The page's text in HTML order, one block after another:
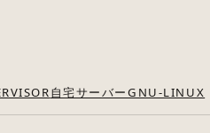
自宅サーバーGNU-LINUX